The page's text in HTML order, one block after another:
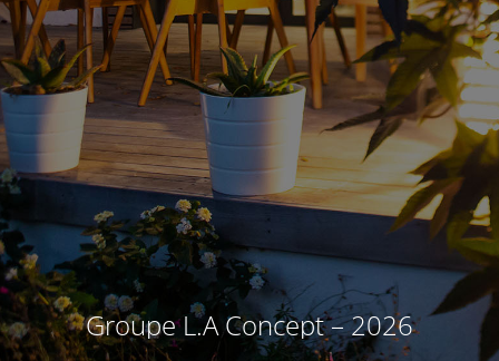
Groupe L.A Concept – 2026